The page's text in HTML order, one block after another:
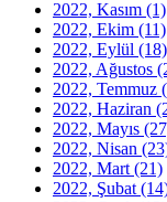
2022, Kasım (1)
2022, Ekim (11)
2022, Eylül (18)
2022, Ağustos
2022, Temmuz
2022, Haziran
2022, Mayıs
2022, Nisan
2022, Mart (21)
2022, Şubat